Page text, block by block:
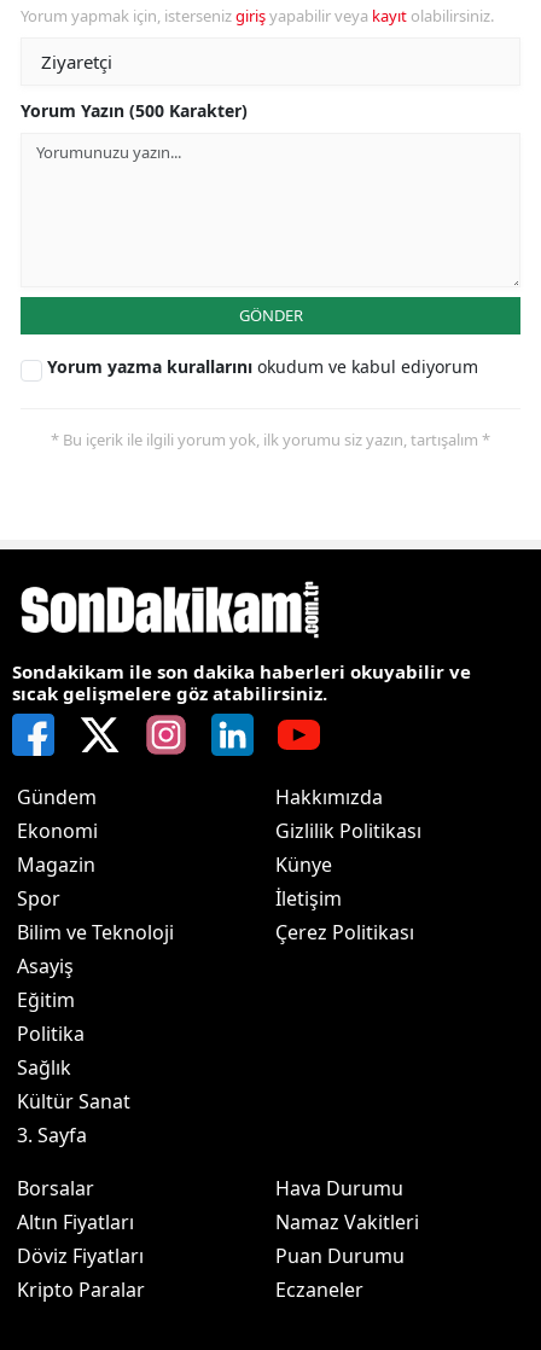
Yorum yapmak için, istersenizgirişyapabilir veya kayıt olabilirsiniz.
Yorum Yazın (500 Karakter)
GÖNDER
Yorum yazma kurallarını okudum ve kabul ediyorum
* Bu içerik ile ilgili yorum yok, ilk yorumu siz yazın, tartışalım *
Sondakikam ile son dakika haberleri okuyabilir ve
sıcak gelişmelere göz atabilirsiniz.
Gündem
Ekonomi
Magazin
Spor
Bilim ve Teknoloji
Asayiş
Eğitim
Politika
Sağlık
Kültür Sanat
3. Sayfa
Hakkımızda
Gizlilik Politikası
Künye
İletişim
Çerez Politikası
Borsalar
Altın Fiyatları
Döviz Fiyatları
Kripto Paralar
Hava Durumu
Namaz Vakitleri
Puan Durumu
Eczaneler